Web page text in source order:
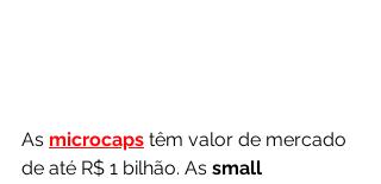
As microcaps têm valor de mercado
de até R$ 1 bilhão. As small